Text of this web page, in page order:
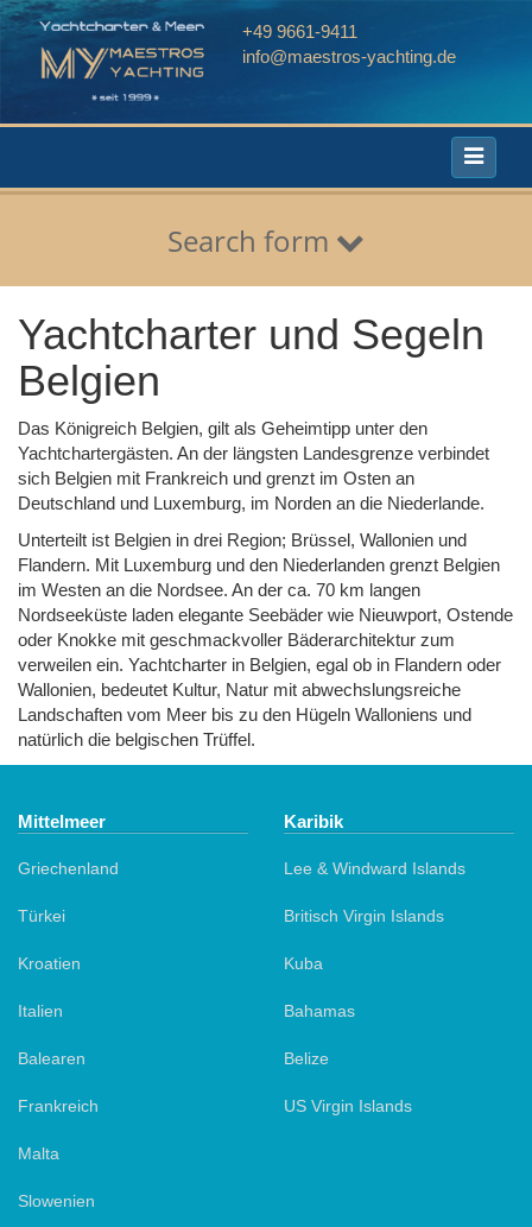
+49 9661-9411
info@maestros-yachting.de
Toggle
Search form
Yachtcharter und Segeln
Belgien
Das Königreich Belgien, gilt als Geheimtipp unter den
Yachtchartergästen. An der längsten Landesgrenze verbindet
sich Belgien mit Frankreich und grenzt im Osten an
Deutschland und Luxemburg, im Norden an die Niederlande.
Unterteilt ist Belgien in drei Region; Brüssel, Wallonien und
Flandern. Mit Luxemburg und den Niederlanden grenzt Belgien
im Westen an die Nordsee. An der ca. 70 km langen
Nordseeküste laden elegante Seebäder wie Nieuwport, Ostende
oder Knokke mit geschmackvoller Bäderarchitektur zum
verweilen ein. Yachtcharter in Belgien, egal ob in Flandern oder
Wallonien, bedeutet Kultur, Natur mit abwechslungsreiche
Landschaften vom Meer bis zu den Hügeln Walloniens und
natürlich die belgischen Trüffel.
Mittelmeer
Griechenland
Türkei
Kroatien
Italien
Balearen
Frankreich
Malta
Slowenien
Karibik
Lee & Windward Islands
Britisch Virgin Islands
Kuba
Bahamas
Belize
US Virgin Islands